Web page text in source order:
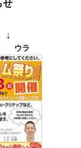
せ
↓
ラ